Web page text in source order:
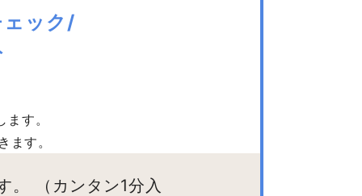
ェック/
す。
す。
（カンタン1分入